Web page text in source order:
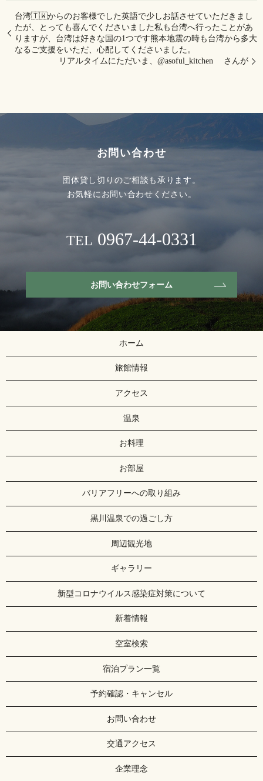
台湾🇹🇼からのお客様でした英語で少しお話させていただきまし
たが、とっても喜んでくださいました️私も台湾へ行ったことがあ
りますが、台湾は好きな国の1つです熊本地震の時も台湾から多大
なるご支援をいただ、心配してくださいました。
リアルタイムにただいま、@asoful_kitchen さんが
お問い合わせ
団体貸し切りのご相談も承ります。
お気軽にお問い合わせください。
TEL 0967-44-0331
お問い合わせフォーム
ホーム
旅館情報
アクセス
温泉
お料理
お部屋
バリアフリーへの取り組み
黒川温泉での過ごし方
周辺観光地
ギャラリー
新型コロナウイルス感染症対策について
新着情報
空室検索
宿泊プラン一覧
予約確認・キャンセル
お問い合わせ
交通アクセス
企業理念